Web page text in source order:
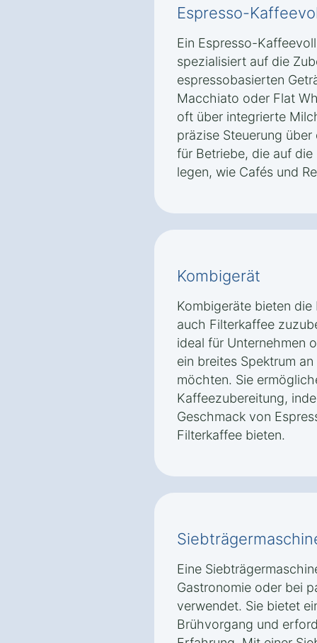
Espresso-
Ein Espresso-
spezialisiert auf die
espressobasierten
Macchiato oder Flat
oft über integrierte
präzise Steuerung
für Betriebe, die auf
legen, wie Cafés und
Kombigerät
Kombigeräte bieten
auch Filterkaffee
ideal für Unternehmen
ein breites Spektrum
möchten. Sie
Kaffeezubereitung,
Geschmack von
Filterkaffee bieten.
Eine
Gastronomie oder bei
verwendet. Sie bietet
Brühvorgang und